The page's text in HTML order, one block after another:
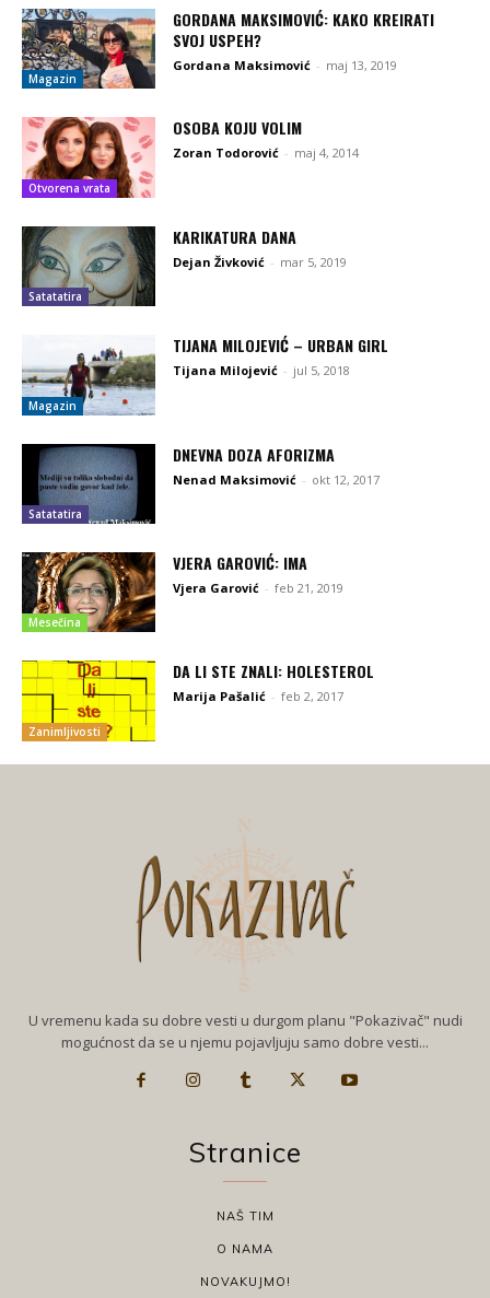
Magazin
GORDANA MAKSIMOVIĆ: KAKO KREIRATI
SVOJ USPEH?
Gordana Maksimović - maj 13, 2019
Otvorena vrata
OSOBA KOJU VOLIM
Zoran Todorović - maj 4, 2014
Satatatira
KARIKATURA DANA
Dejan Živković - mar 5, 2019
Magazin
TIJANA MILOJEVIĆ – URBAN GIRL
Tijana Milojević - jul 5, 2018
Satatatira
DNEVNA DOZA AFORIZMA
Nenad Maksimović - okt 12, 2017
Mesečina
VJERA GAROVIĆ: IMA
Vjera Garović - feb 21, 2019
Zanimljivosti
DA LI STE ZNALI: HOLESTEROL
Marija Pašalić - feb 2, 2017
U vremenu kada su dobre vesti u durgom planu "Pokazivač" nudi
mogućnost da se u njemu pojavljuju samo dobre vesti...
Stranice
NAŠ TIM
O NAMA
NOVAKUJMO!